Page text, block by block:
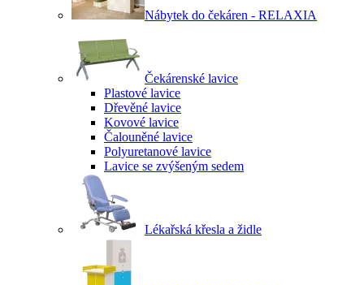
Nábytek do čekáren - RELAXIA
Čekárenské lavice
Plastové lavice
Dřevěné lavice
Kovové lavice
Čalouněné lavice
Polyuretanové lavice
Lavice se zvýšeným sedem
Lékařská křesla a židle